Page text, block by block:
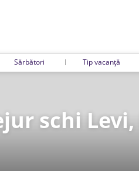
Sărbători Tip vacanță
schi